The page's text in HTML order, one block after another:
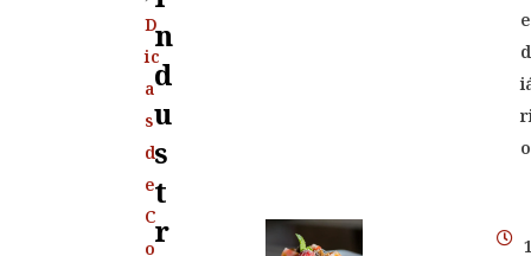
D
ic
a
s
d
e
C
o
N
D
U
S
T
R
e
d
o